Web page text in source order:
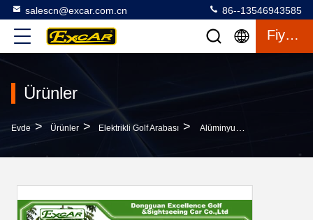
salescn@excar.com.cn 86--13546943585
Fiyat Teklifi
Ürünler
Evde > Ürünler > Elektrikli Golf Arabası > Alüminyum Şasi 6 Yolcu Golf Arabası Elektrik Kulübü Araba Golf Arabası